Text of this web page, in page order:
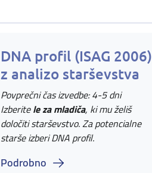
DNA profil (ISAG 2006)
z analizo starševstva
Povprečni čas izvedbe: 4-5 dni
Izberitele za mladiča, ki mu želiš
določiti starševstvo. Za potencialne
starše izberi DNA profil.
Podrobno